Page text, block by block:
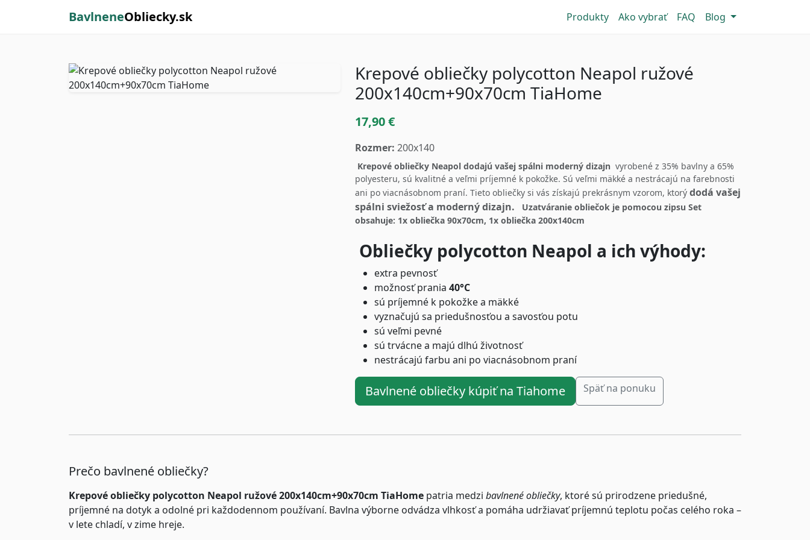
BavlneneObliecky.sk Produkty Ako vybrať FAQ Blog
Krepové obliečky polycotton Neapol ružové
200x140cm+90x70cm TiaHome
17,90 €
Rozmer: 200x140
Krepové obliečky Neapol dodajú vašej spálni moderný dizajn vyrobené z 35% bavlny a 65%
polyesteru, sú kvalitné a veľmi príjemné k pokožke. Sú veľmi mäkké a nestrácajú na farebnosti
ani po viacnásobnom praní. Tieto obliečky si vás získajú prekrásnym vzorom, ktorý dodá vašej
spálni sviežosť a moderný dizajn.
Uzatváranie obliečok je pomocou zipsu Set
obsahuje: 1x obliečka 90x70cm, 1x obliečka 200x140cm
Obliečky polycotton Neapol a ich výhody:
extra pevnosť
možnosť prania 40°C
sú príjemné k pokožke a mäkké
vyznačujú sa priedušnosťou a savosťou potu
sú veľmi pevné
sú trvácne a majú dlhú životnosť
nestrácajú farbu ani po viacnásobnom praní
Bavlnené obliečky kúpiť na Tiahome Späť na ponuku
Prečo bavlnené obliečky?
Krepové obliečky polycotton Neapol ružové 200x140cm+90x70cm TiaHome patria medzi bavlnené obliečky, ktoré sú prirodzene priedušné,
príjemné na dotyk a odolné pri každodennom používaní. Bavlna výborne odvádza vlhkosť a pomáha udržiavať príjemnú teplotu počas celého roka –
v lete chladí, v zime hreje.